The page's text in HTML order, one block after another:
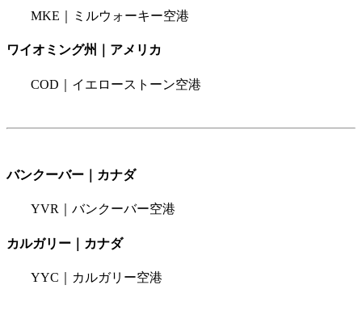
MKE｜ミルウォーキー空港
ワイオミング州｜アメリカ
COD｜イエローストーン空港
バンクーバー｜カナダ
YVR｜バンクーバー空港
カルガリー｜カナダ
YYC｜カルガリー空港